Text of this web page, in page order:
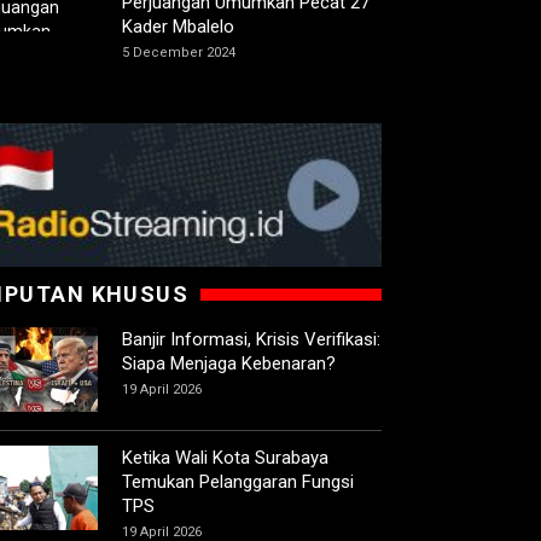
Kader Mbalelo
5 December 2024
KHUSUS
Banjir Informasi, Krisis Verifikasi:
Siapa Menjaga Kebenaran?
19 April 2026
Ketika Wali Kota Surabaya
Temukan Pelanggaran Fungsi
TPS
19 April 2026